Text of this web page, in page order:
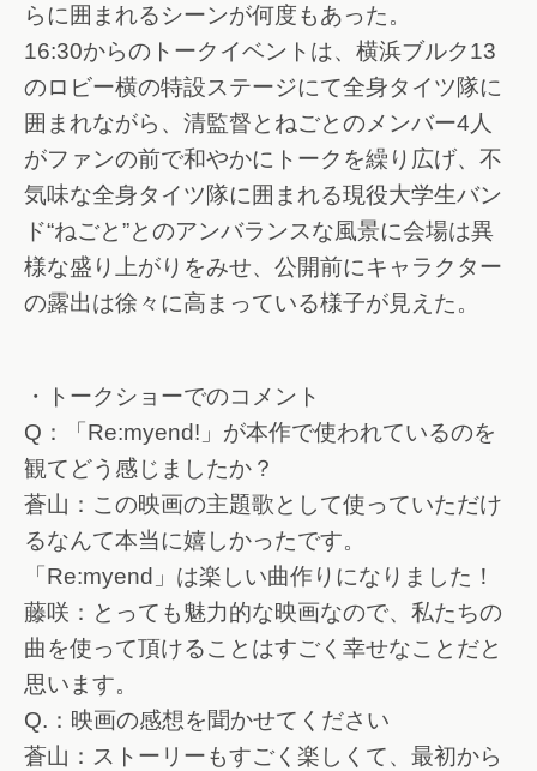
らに囲まれるシーンが何度もあった。
16:30からのトークイベントは、横浜ブルク13
のロビー横の特設ステージにて全身タイツ隊に
囲まれながら、清監督とねごとのメンバー4人
がファンの前で和やかにトークを繰り広げ、不
気味な全身タイツ隊に囲まれる現役大学生バン
ド“ねごと”とのアンバランスな風景に会場は異
様な盛り上がりをみせ、公開前にキャラクター
の露出は徐々に高まっている様子が見えた。
・トークショーでのコメント
Q：「Re:myend!」が本作で使われているのを
観てどう感じましたか？
蒼山：この映画の主題歌として使っていただけ
るなんて本当に嬉しかったです。
「Re:myend」は楽しい曲作りになりました！
藤咲：とっても魅力的な映画なので、私たちの
曲を使って頂けることはすごく幸せなことだと
思います。
Q.：映画の感想を聞かせてください
蒼山：ストーリーもすごく楽しくて、最初から